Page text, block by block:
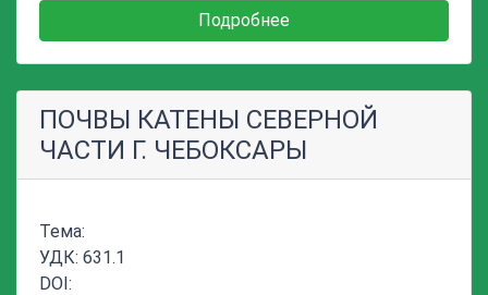
Подробнее
ПОЧВЫ КАТЕНЫ СЕВЕРНОЙ
ЧАСТИ Г. ЧЕБОКСАРЫ
Тема:
УДК: 631.1
DOI: